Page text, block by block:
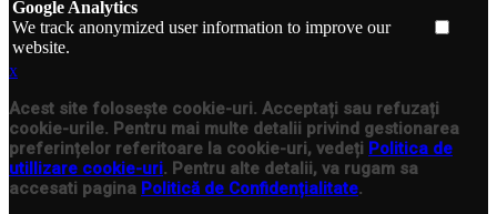
Google Analytics
We track anonymized user information to improve our
website.
x
Acest site folosește cookie-uri. Acceptați sau refuzați
cookie-urile. Pentru mai multe detalii privind gestionarea
preferințelor referitoare la cookie-uri, vedeți Politica de
utillizare cookie-uri. Pentru alte detalii, va rugam sa
accesati pagina Politică de Confidențialitate.